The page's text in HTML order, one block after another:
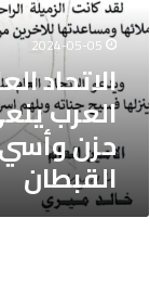
حزن
وفاة
الزميلة
القبطان
2024-05-05
الاتحاد
العرب
حزن وأسي
القبطان